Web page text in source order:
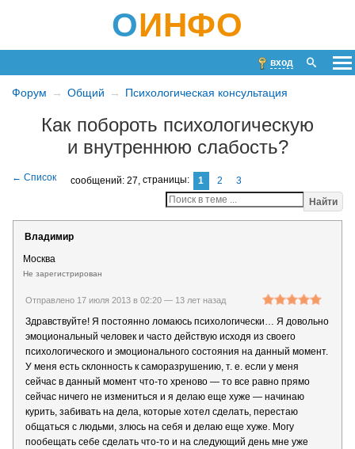
ОИНФО
вход
Форум Общий Психологическая консультация
Как побороть психологическую
и внутреннюю слабость?
сообщений: 27, страницы: 1 2
3
Найти
Владимир
Москва
Не зарегистрирован
Отправлено 17 июля 2013 в 02:20 — 13 лет назад
Здравствуйте! Я постоянно ломаюсь психологически… Я довольно
эмоциональный человек и часто действую исходя из своего
психологического и эмоционального состояния на данный момент.
У меня есть склонность к саморазрушению, т. е. если у меня
сейчас в данный момент что-то хреново — то все равно прямо
сейчас ничего не измениться и я делаю еще хуже — начинаю
курить, забивать на дела, которые хотел сделать, перестаю
общаться с людьми, злюсь на себя и делаю еще хуже. Могу
пообещать себе сделать что-то и на следующий день мне уже